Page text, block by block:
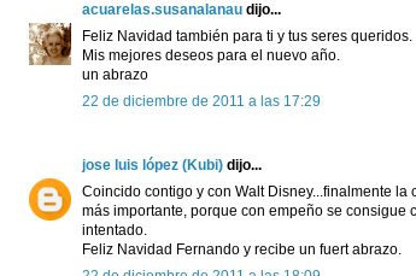
acuarelas.susanalanau dijo...
Feliz Navidad también para ti y tus seres queridos.
Mis mejores deseos para el nuevo año.
un abrazo
22 de diciembre de 2011 a las 17:29
jose luis lópez (Kubi) dijo...
Coincido contigo y con Walt Disney...finalmente
más importante, porque con empeño se consigue
intentado.
Feliz Navidad Fernando y recibe un fuert abrazo.